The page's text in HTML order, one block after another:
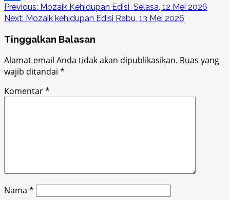
Link
Share
Post
navigation
Previous: Mozaik Kehidupan Edisi Selasa, 12 Mei 2026
Next: Mozaik kehidupan Edisi Rabu, 13 Mei 2026
Tinggalkan Balasan
Alamat email Anda tidak akan dipublikasikan. Ruas yang
wajib ditandai *
Komentar*
Nama *